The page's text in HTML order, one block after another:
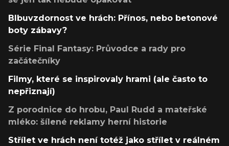
Blbuvzdornost ve hrách: Přínos, nebo betonové
boty zábavy?
Série Final Fantasy: Průvodce a rady pro
začátečníky
Filmy, které se inspirovaly hrami (ale často to
nepřiznají)
Z porodnice do hrobu, Paul Rudd a mateřské
mléko: šílené reklamy herní historie
Střílet ve hrách není totéž jako střílet v reálném